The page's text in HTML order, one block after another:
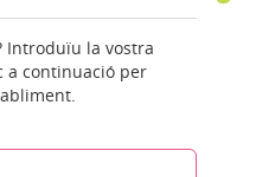
Introduïu la vostra
a continuació per